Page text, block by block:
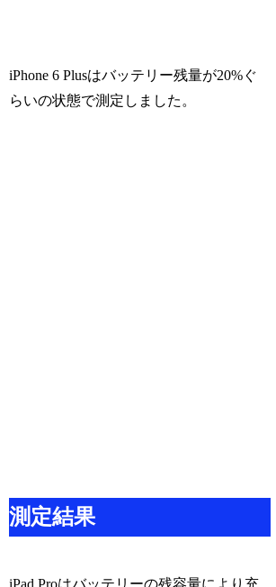
iPhone 6 Plusはバッテリー残量が20%ぐ
らいの状態で測定しました。
測定結果
iPad Proはバッテリーの残容量により充